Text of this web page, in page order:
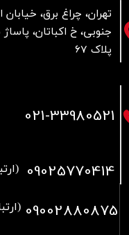
تهران، چراغ برق،
جنوبی، خ اکباتان،
پلاک 67
021-33980521
09025770414
09002880875